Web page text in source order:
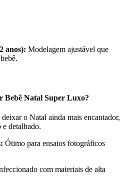
anos): Modelagem ajustável que
Bebê Natal Super Luxo?
o Natal ainda mais encantador,
detalhado.
Ótimo para ensaios fotográficos
com materiais de alta